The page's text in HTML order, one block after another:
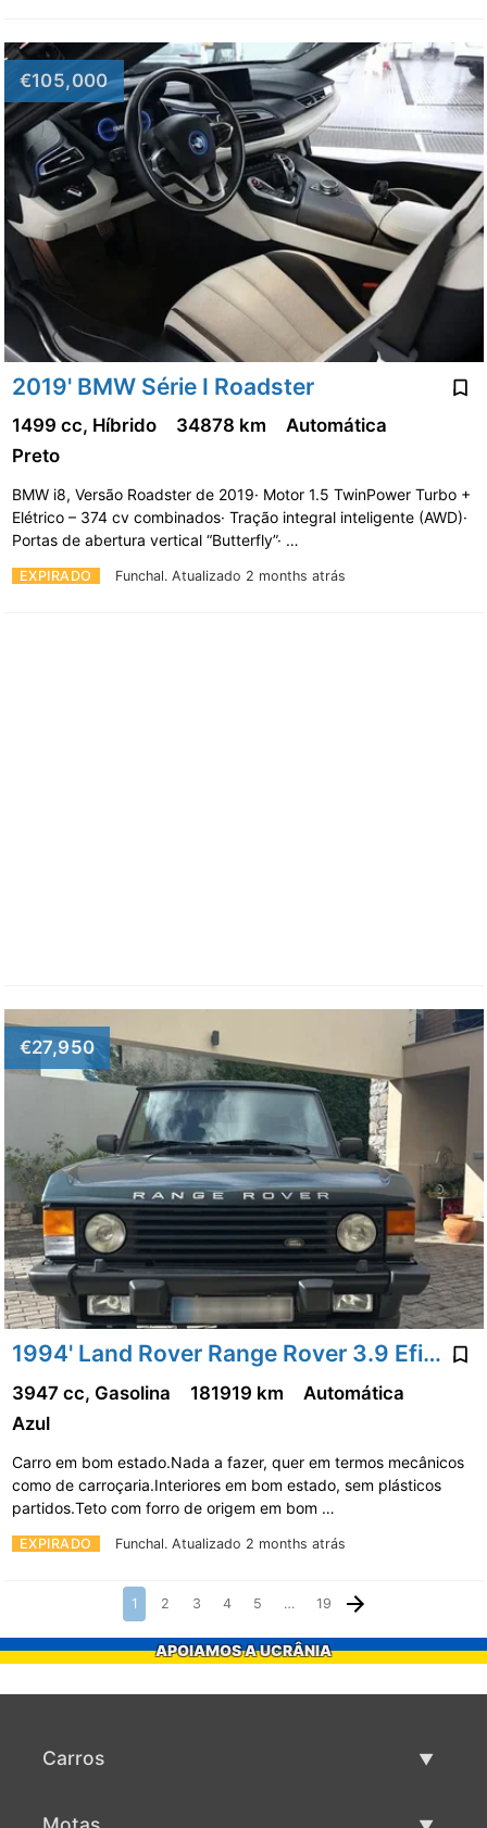
€105,000
2019' BMW Série I Roadster
EXPIRADO Funchal. Atualizado 2 months atrás
1499 cc, Híbrido 34878 km
Automática
Preto
BMW i8, Versão Roadster de 2019· Motor 1.5 TwinPower Turbo +
Elétrico – 374 cv combinados· Tração integral inteligente (AWD)·
Portas de abertura vertical “Butterfly”· …
€27,950
1994' Land Rover Range Rover 3.9 Efi Aut.
EXPIRADO Funchal. Atualizado 2 months atrás
3947 cc, Gasolina 181919 km
Automática
Azul
Carro em bom estado.Nada a fazer, quer em termos mecânicos
como de carroçaria.Interiores em bom estado, sem plásticos
partidos.Teto com forro de origem em bom …
1 2 3 4 5 … 19
APOIAMOS A UCRÂNIA
Carros